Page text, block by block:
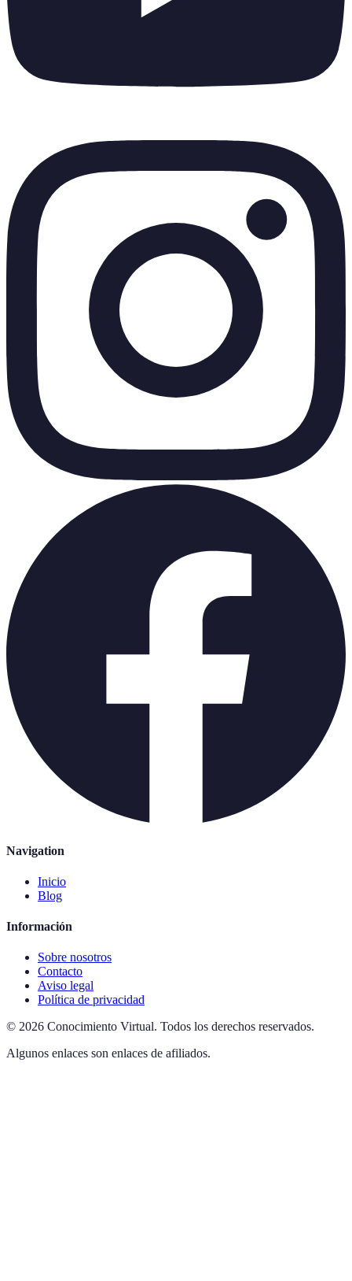
Navigation
Inicio
Blog
Información
Sobre nosotros
Contacto
Aviso legal
Política de privacidad
© 2026 Conocimiento Virtual. Todos los derechos reservados.
Algunos enlaces son enlaces de afiliados.